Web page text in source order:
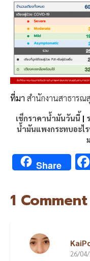
ที่มา สำนักงานสาธาร
เช็กราคาน้ำมันวันนี้ |
น้ำมันแพงกระทบอะไ
Share
1 Comment
26/04/